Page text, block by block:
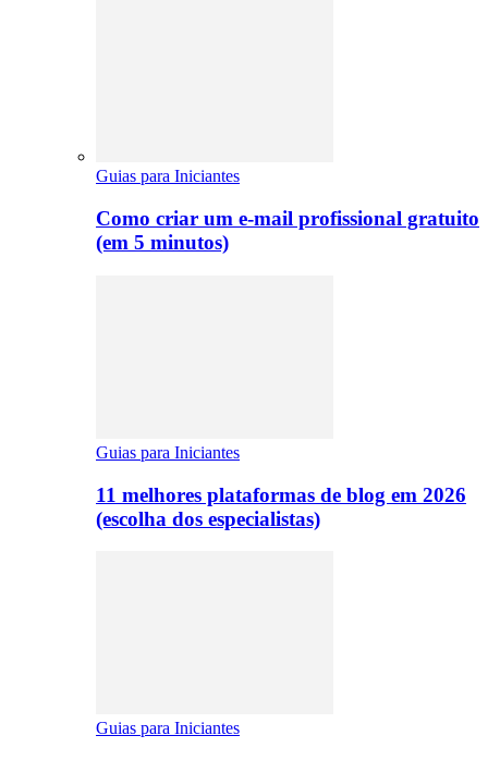
Guias para Iniciantes
Como criar um e-mail profissional gratuito
(em 5 minutos)
Guias para Iniciantes
11 melhores plataformas de blog em 2026
(escolha dos especialistas)
Guias para Iniciantes